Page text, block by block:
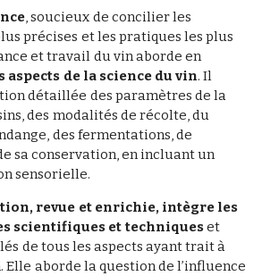
, soucieux de concilier les
précises et les pratiques les plus
et travail du vin aborde en
aspects de la science du vin. Il
détaillée des paramètres de la
des modalités de récolte, du
des fermentations, de
sa conservation, en incluant un
sensorielle.
revue et enrichie, intègre les
scientifiques et techniqueset
de tous les aspects ayant trait à
Elle aborde la question de l’influence